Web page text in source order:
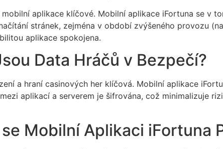
aplikace klíčové. Mobilní aplikace iFortuna se v
stránek, zejména v období zvýšeného provozu
aplikace spokojena.
Data Hráčů v Bezpečí?
a hraní casinových her klíčová. Mobilní aplikace
aplikací a serverem je šifrována, což minimalizuje
Mobilní Aplikaci iFortuna